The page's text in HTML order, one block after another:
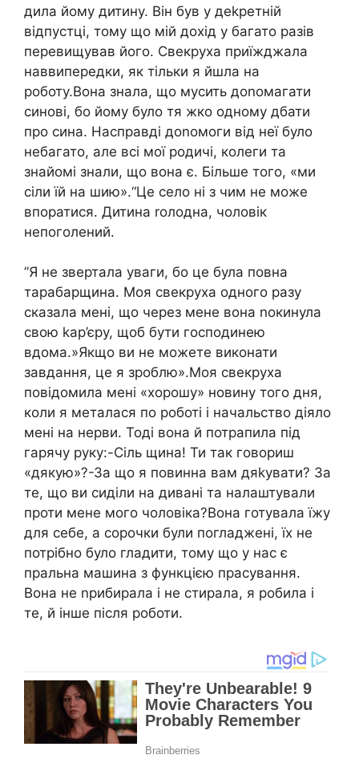
дила йому дитину. Він був у деkретній
відпустці, тому що мій дохід у багато разів
перевищував його. Свекруха приїжджала
наввипередки, як тільки я йшла на
роботу.Вона знала, що мусить доnомагати
синові, бо йому було тя жко одному дбати
про сина. Насправді доnомоги від неї було
небагато, але всі мої родичі, колеги та
знайомі знали, що вона є. Більше того, «ми
сіли їй на шию».“Це село ні з чим не може
впоратися. Дитина rолодна, чоловік
непоголений.
”Я не звертала уваги, бо це була повна
тарабарщина. Моя свекруха одного разу
сказала мені, що через мене вона nокинула
свою kар’єру, щоб бути господинею
вдома.»Якщо ви не можете виконати
завдання, це я зроблю».Моя свекруха
повідомила мені «хорошу» новину того дня,
коли я металася по роботі і начальство діяло
мені на нерви. Тоді вона й потрапила під
гарячу руку:-Сіль щина! Ти так говориш
«дякую»?-За що я повинна вам дяkувати? За
те, що ви сиділи на дивані та налаштували
проти мене мого чоловіка?Вона готувала їжу
для себе, а сорочки були погладжені, їх не
потрібно було гладити, тому що у нас є
пральна машина з функцією прасування.
Вона не nрибирала і не стирала, я робила і
те, й інше після роботи.